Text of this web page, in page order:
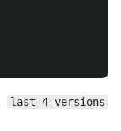
last 4 versions